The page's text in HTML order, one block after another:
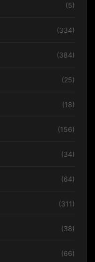
(5)
(334)
(384)
(25)
(18)
(156)
(34)
(64)
(311)
(38)
(66)